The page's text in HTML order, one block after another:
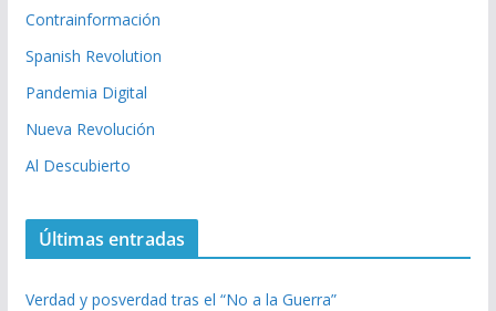
Contrainformación
Spanish Revolution
Pandemia Digital
Nueva Revolución
Al Descubierto
Últimas entradas
Verdad y posverdad tras el “No a la Guerra”